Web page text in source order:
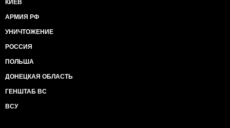
КИЕВ
АРМИЯ РФ
УНИЧТОЖЕНИЕ
РОССИЯ
ПОЛЬША
ДОНЕЦКАЯ ОБЛАСТЬ
ГЕНШТАБ ВС
ВСУ